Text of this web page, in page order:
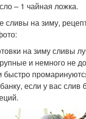
– 1 чайная ложка.
на зиму,
на зиму сливы
и немного не
быстро
если у вас слив